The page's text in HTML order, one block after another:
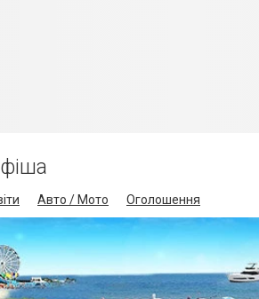
Авто / Мото Оголошення